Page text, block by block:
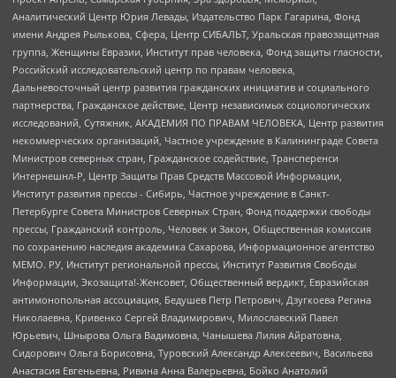
Аналитический Центр Юрия Левады, Издательство Парк Гагарина, Фонд
имени Андрея Рылькова, Сфера, Центр СИБАЛЬТ, Уральская правозащитная
группа, Женщины Евразии, Институт прав человека, Фонд защиты гласности,
Российский исследовательский центр по правам человека,
Дальневосточный центр развития гражданских инициатив и социального
партнерства, Гражданское действие, Центр независимых социологических
исследований, Сутяжник, АКАДЕМИЯ ПО ПРАВАМ ЧЕЛОВЕКА, Центр развития
некоммерческих организаций, Частное учреждение в Калининграде Совета
Министров северных стран, Гражданское содействие, Трансперенси
Интернешнл-Р, Центр Защиты Прав Средств Массовой Информации,
Институт развития прессы - Сибирь, Частное учреждение в Санкт-
Петербурге Совета Министров Северных Стран, Фонд поддержки свободы
прессы, Гражданский контроль, Человек и Закон, Общественная комиссия
по сохранению наследия академика Сахарова, Информационное агентство
МЕМО. РУ, Институт региональной прессы, Институт Развития Свободы
Информации, Экозащита!-Женсовет, Общественный вердикт, Евразийская
антимонопольная ассоциация, Бедушев Петр Петрович, Дзугкоева Регина
Николаевна, Кривенко Сергей Владимирович, Милославский Павел
Юрьевич, Шнырова Ольга Вадимовна, Чанышева Лилия Айратовна,
Сидорович Ольга Борисовна, Туровский Александр Алексеевич, Васильева
Анастасия Евгеньевна, Ривина Анна Валерьевна, Бойко Анатолий